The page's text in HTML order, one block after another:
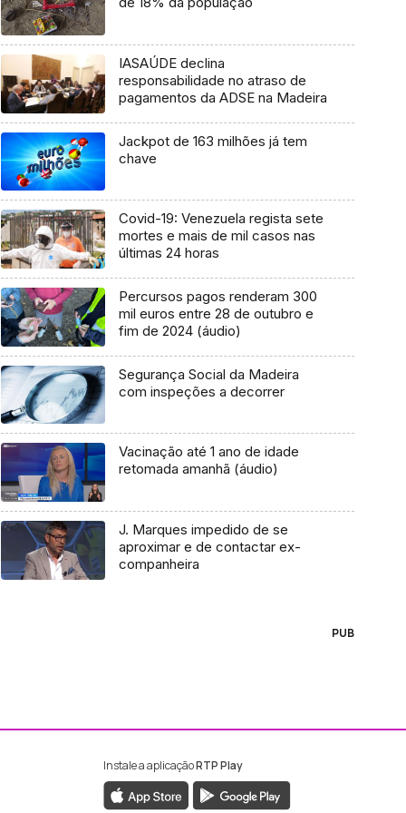
IASAÚDE declina
responsabilidade no atraso de
pagamentos da ADSE na Madeira
Jackpot de 163 milhões já tem
chave
Covid-19: Venezuela regista sete
mortes e mais de mil casos nas
últimas 24 horas
Percursos pagos renderam 300
mil euros entre 28 de outubro e
fim de 2024 (áudio)
Segurança Social da Madeira
com inspeções a decorrer
Vacinação até 1 ano de idade
retomada amanhã (áudio)
J. Marques impedido de se
aproximar e de contactar ex-
companheira
PUB
da RTP Madeira
da RTP Madeira
Instale a aplicaçãoRTP Play